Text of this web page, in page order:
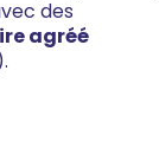
des
agréé